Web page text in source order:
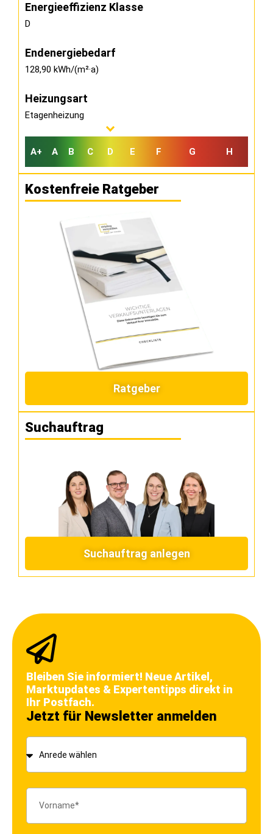
Energieeffizienz Klasse
D
Endenergiebedarf
128,90 kWh/(m²·a)
Heizungsart
Etagenheizung
A+ A B C D E F G H
Kostenfreie Ratgeber
Ratgeber
Suchauftrag
Suchauftrag anlegen
Bleiben Sie informiert! Neue Artikel,
Marktupdates & Expertentipps direkt in
Ihr Postfach.
Jetzt für Newsletter anmelden